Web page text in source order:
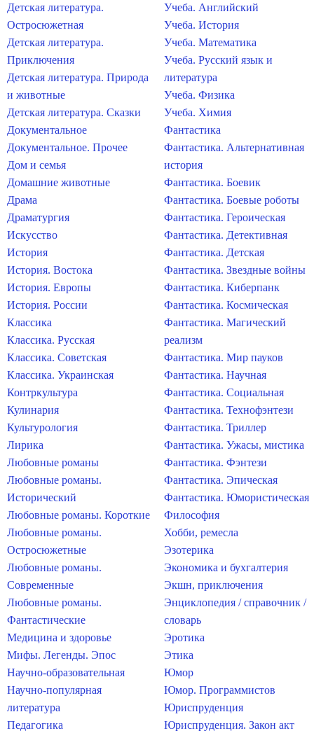
Детская литература.
Остросюжетная
Детская литература.
Приключения
Детская литература. Природа
и животные
Детская литература. Сказки
Документальное
Документальное. Прочее
Дом и семья
Домашние животные
Драма
Драматургия
Искусство
История
История. Востока
История. Европы
История. России
Классика
Классика. Русская
Классика. Советская
Классика. Украинская
Контркультура
Кулинария
Культурология
Лирика
Любовные романы
Любовные романы.
Исторический
Любовные романы. Короткие
Любовные романы.
Остросюжетные
Любовные романы.
Современные
Любовные романы.
Фантастические
Медицина и здоровье
Мифы. Легенды. Эпос
Научно-образовательная
Научно-популярная
литература
Педагогика
Учеба. Английский
Учеба. История
Учеба. Математика
Учеба. Русский язык и
литература
Учеба. Физика
Учеба. Химия
Фантастика
Фантастика. Альтернативная
история
Фантастика. Боевик
Фантастика. Боевые роботы
Фантастика. Героическая
Фантастика. Детективная
Фантастика. Детская
Фантастика. Звездные войны
Фантастика. Киберпанк
Фантастика. Космическая
Фантастика. Магический
реализм
Фантастика. Мир пауков
Фантастика. Научная
Фантастика. Социальная
Фантастика. Технофэнтези
Фантастика. Триллер
Фантастика. Ужасы, мистика
Фантастика. Фэнтези
Фантастика. Эпическая
Фантастика. Юмористическая
Философия
Хобби, ремесла
Эзотерика
Экономика и бухгалтерия
Экшн, приключения
Энциклопедия / справочник /
словарь
Эротика
Этика
Юмор
Юмор. Программистов
Юриспруденция
Юриспруденция. Закон акт